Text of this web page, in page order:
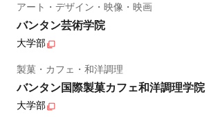
アート・デザイン・映像・映画
バンタン芸術学院
大学部
製菓・カフェ・和洋調理
バンタン国際製菓カフェ和洋調理学院
大学部